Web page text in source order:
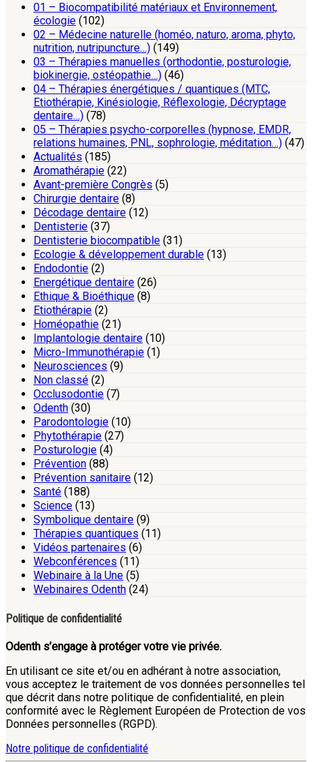
01 – Biocompatibilité matériaux et Environnement,
écologie (102)
02 – Médecine naturelle (homéo, naturo, aroma, phyto,
nutrition, nutripuncture…) (149)
03 – Thérapies manuelles (orthodontie, posturologie,
biokinergie, ostéopathie…) (46)
04 – Thérapies énergétiques / quantiques (MTC,
Etiothérapie, Kinésiologie, Réflexologie, Décryptage
dentaire…) (78)
05 – Thérapies psycho-corporelles (hypnose, EMDR,
relations humaines, PNL, sophrologie, méditation…) (47)
Actualités (185)
Aromathérapie (22)
Avant-première Congrès (5)
Chirurgie dentaire (8)
Décodage dentaire (12)
Dentisterie (37)
Dentisterie biocompatible (31)
Ecologie & développement durable (13)
Endodontie (2)
Energétique dentaire (26)
Ethique & Bioéthique (8)
Etiothérapie (2)
Homéopathie (21)
Implantologie dentaire (10)
Micro-Immunothérapie (1)
Neurosciences (9)
Non classé (2)
Occlusodontie (7)
Odenth (30)
Parodontologie (10)
Phytothérapie (27)
Posturologie (4)
Prévention (88)
Prévention sanitaire (12)
Santé (188)
Science (13)
Symbolique dentaire (9)
Thérapies quantiques (11)
Vidéos partenaires (6)
Webconférences (11)
Webinaire à la Une (5)
Webinaires Odenth (24)
Politique de confidentialité
Odenth s’engage à protéger votre vie privée.
En utilisant ce site et/ou en adhérant à notre association,
vous acceptez le traitement de vos données personnelles tel
que décrit dans notre politique de confidentialité, en plein
conformité avec le Règlement Européen de Protection de vos
Données personnelles (RGPD).
Notre politique de confidentialité